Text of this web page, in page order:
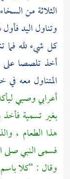
الثلاثة من
وتناول اليد
كل شيء لله فما
أخذ تلصصا على
المتناول معه
أعرابي وصبي
بغير تسمية
هذا الطعام ،
فسمى النبي صلى
وقال : "كلا